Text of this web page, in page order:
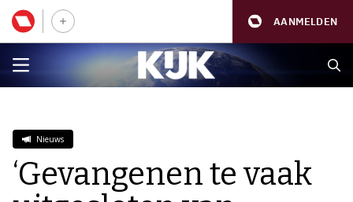
AANMELDEN
Nieuws
‘Gevangenen te vaak